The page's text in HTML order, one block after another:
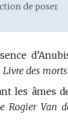
de poser
des
les âmes
Rogier Van